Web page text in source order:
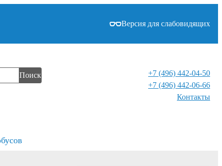
Версия для слабовидящих
Поиск
+7 (496) 442-04-50
+7 (496) 442-06-66
Контакты⁠